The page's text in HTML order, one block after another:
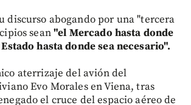
discurso abogando por una "tercera
sean"el Mercado hasta donde
hasta donde sea necesario".
aterrizaje del avión del
Evo Morales en Viena, tras
el cruce del espacio aéreo de